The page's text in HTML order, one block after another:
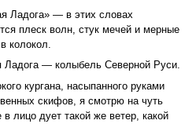
Ладога» — в этих словах
плеск волн, стук мечей и мерные
колокол.
Ладога — колыбель Северной Руси.
кургана, насыпанного руками
скифов, я смотрю на чуть
дует такой же ветер, какой